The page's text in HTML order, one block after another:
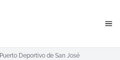
Puerto Deportivo de San José